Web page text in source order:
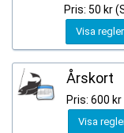
Pris: 50 kr
Visa regler
Årskort
Pris: 600 kr
Visa